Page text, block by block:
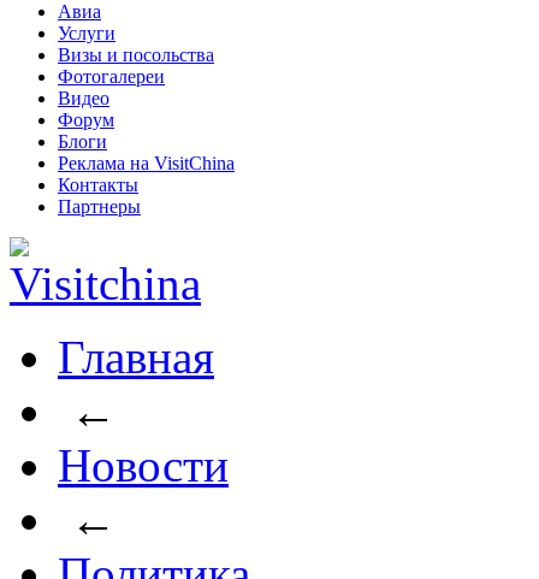
Авиа
Услуги
Визы и посольства
Фотогалереи
Видео
Форум
Блоги
Реклама на VisitChina
Контакты
Партнеры
Главная
←
Новости
←